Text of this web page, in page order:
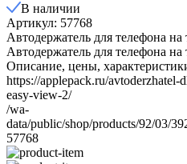
В наличии
Артикул: 57768
Автодержатель для телефона
Автодержатель для телефона
Описание, цены,
https://applepack.ru/avtoderzhatel-
easy-view-2/
/wa-
data/public/shop/products/92/03/
57768